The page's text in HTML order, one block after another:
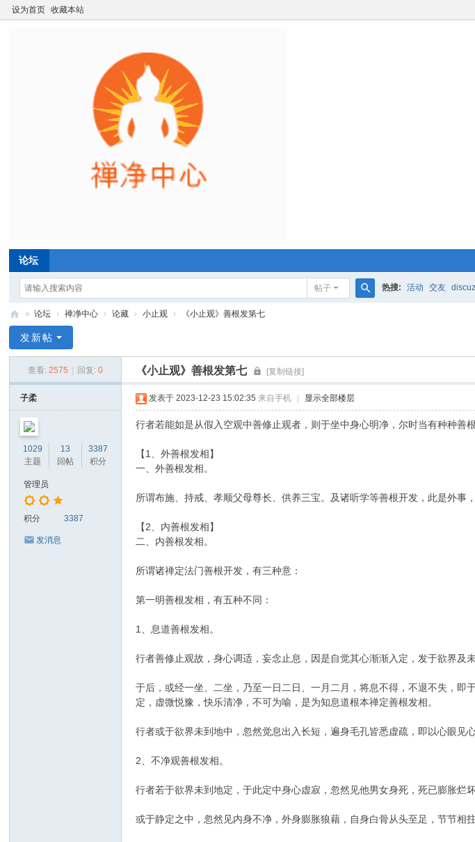
设为首页 收藏本站
论坛
帖子 热搜: 活动 交友 discuz
净
心
» 论坛 › 禅净中心 › 论藏 › 小止观 › 《小止观》善根发第七
发新帖
查看: 2575 回复: 0 《小止观》善根发第七 [复制链接]
子柔
1029
主题
13
回帖
3387
积分
管理员
积分 3387
发消息
发表于 2023-12-23 15:02:35 来自手机 显示全部楼层
行者若能如是从假入空观中善修止观者，则于坐中身心明净，尔时当有种种善
【1、外善根发相】
一、外善根发相。
所谓布施、持戒、孝顺父母尊长、供养三宝。及诸听学等善根开发，此是外事
【2、内善根发相】
二、内善根发相。
所谓诸禅定法门善根开发，有三种意：
第一明善根发相，有五种不同：
1、息道善根发相。
行者善修止观故，身心调适，妄念止息，因是自觉其心渐渐入定，发于欲界及
于后，或经一坐、二坐，乃至一日二日、一月二月，将息不得，不退不失，
定，虚微悦豫，快乐清净，不可为喻，是为知息道根本禅定善根发相。
行者或于欲界未到地中，忽然觉息出入长短，遍身毛孔皆悉虚疏，即以心眼见
2、不净观善根发相。
行者若于欲界未到地定，于此定中身心虚寂，忽然见他男女身死，死已膨胀烂
或于静定之中，忽然见内身不净，外身膨胀狼藉，自身白骨从头至足，节节相